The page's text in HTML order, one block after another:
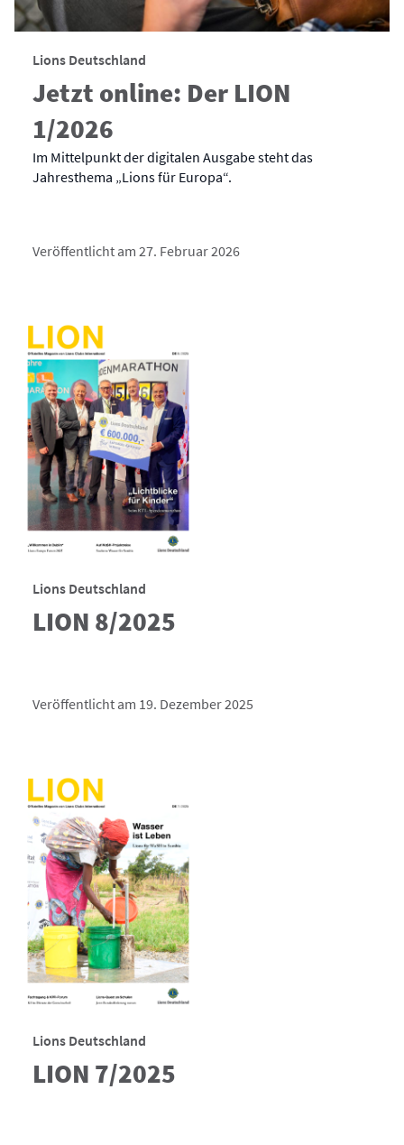
Lions Deutschland
Jetzt online: Der LION
1/2026
Im Mittelpunkt der digitalen Ausgabe steht das
Jahresthema „Lions für Europa“.
Veröffentlicht am 27. Februar 2026
Lions Deutschland
LION 8/2025
Veröffentlicht am 19. Dezember 2025
Lions Deutschland
LION 7/2025